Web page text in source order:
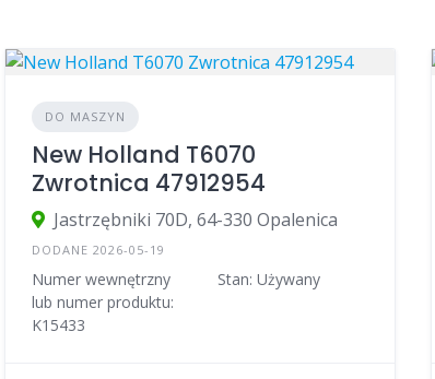
DO MASZYN
New Holland T6070
Zwrotnica 47912954
Jastrzębniki 70D, 64-330 Opalenica
DODANE 2026-05-19
Numer wewnętrzny
lub numer produktu:
K15433
Stan: Używany